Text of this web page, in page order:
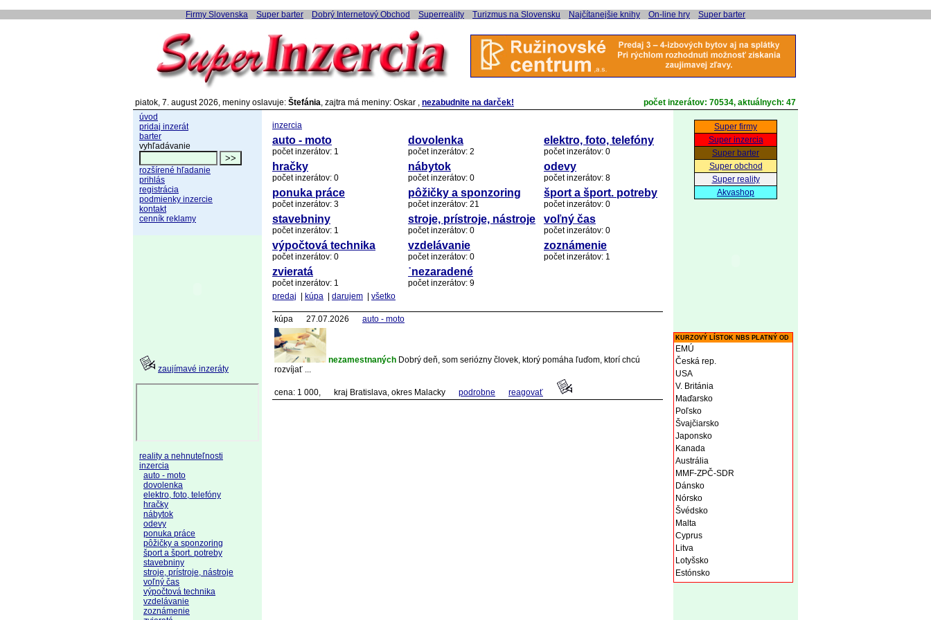
Firmy Slovenska Super barter Dobrý Internetový Obchod Superreality Turizmus na Slovensku Najčítanejšie knihy On-line hry Super barter
piatok, 7. august 2026, meniny oslavuje: Štefánia, zajtra má meniny: Oskar , nezabudnite na darček! počet inzerátov: 70534, aktuálnych: 47
úvod
pridaj inzerát
barter
vyhľadávanie
rozšírené hľadanie
prihlás
registrácia
podmienky inzercie
kontakt
cenník reklamy
zaujímavé inzeráty
reality a nehnuteľnosti
inzercia
auto - moto
dovolenka
elektro, foto, telefóny
hračky
nábytok
odevy
ponuka práce
pôžičky a sponzoring
šport a šport. potreby
stavebniny
stroje, prístroje, nástroje
voľný čas
výpočtová technika
vzdelávanie
zoznámenie
inzercia
auto - moto
počet inzerátov: 1
dovolenka
počet inzerátov: 2
elektro, foto, telefóny
počet inzerátov: 0
hračky
počet inzerátov: 0
nábytok
počet inzerátov: 0
odevy
počet inzerátov: 8
ponuka práce
počet inzerátov: 3
pôžičky a sponzoring
počet inzerátov: 21
šport a šport. potreby
počet inzerátov: 0
stavebniny
počet inzerátov: 1
stroje, prístroje, nástroje
počet inzerátov: 0
voľný čas
počet inzerátov: 0
výpočtová technika
počet inzerátov: 0
vzdelávanie
počet inzerátov: 0
zoznámenie
počet inzerátov: 1
zvieratá
počet inzerátov: 1
˙nezaradené
počet inzerátov: 9
predaj
kúpa darujem všetko
kúpa 27.07.2026 auto - moto
nezamestnaných Dobrý deň, som seriózny človek, ktorý pomáha ľuďom, ktorí chcú
rozvíjať ...
cena: 1 000, kraj Bratislava, okres Malacky podrobne reagovať
Super firmy
Super inzercia
Super barter
Super obchod
Super reality
Akvashop
KURZOVÝ LÍSTOK NBS PLATNÝ OD
EMÚ
Česká rep.
USA
V. Británia
Maďarsko
Poľsko
Švajčiarsko
Japonsko
Kanada
Austrália
MMF-ZPČ-SDR
Dánsko
Nórsko
Švédsko
Malta
Cyprus
Litva
Lotyšsko
Estónsko